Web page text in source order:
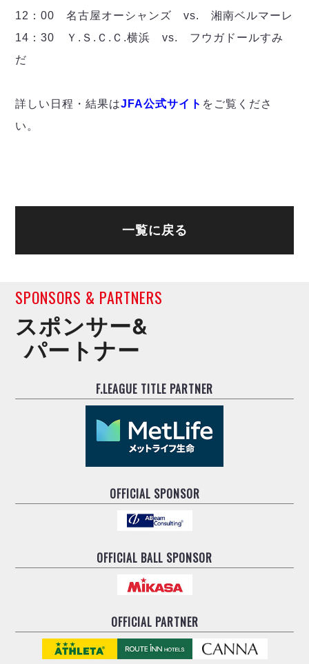
12：00 名古屋オーシャンズ vs. 湘南ベルマーレ
14：30 Ｙ.Ｓ.Ｃ.Ｃ.横浜 vs. フウガドールすみ
だ
詳しい日程・結果はJFA公式サイト をご覧くださ
い。
一覧に戻る
SPONSORS & PARTNERS
スポンサー&
パートナー
F.LEAGUE TITLE PARTNER
OFFICIAL SPONSOR
OFFICIAL BALL SPONSOR
OFFICIAL PARTNER